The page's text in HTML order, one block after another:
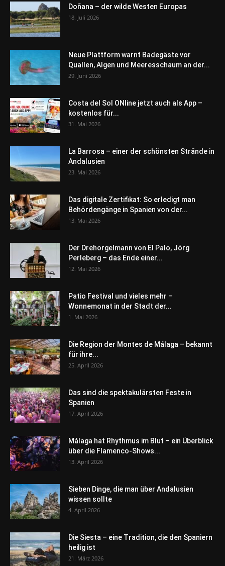
Doñana – der wilde Westen Europas
18. Juli 2026
Neue Plattform warnt Badegäste vor
Quallen, Algen und Meeresschaum an der...
29. Juni 2026
Costa del Sol ONline jetzt auch als App –
kostenlos für...
31. Mai 2026
La Barrosa – einer der schönsten Strände in
Andalusien
23. Mai 2026
Das digitale Zertifikat: So erledigt man
Behördengänge in Spanien von der...
13. Mai 2026
Der Drehorgelmann von El Palo, Jörg
Perleberg – das Ende einer...
12. Mai 2026
Patio Festival und vieles mehr –
Wonnemonat in der Stadt der...
1. Mai 2026
Die Region der Montes de Málaga – bekannt
für ihre...
25. April 2026
Das sind die spektakulärsten Feste in
Spanien
17. April 2026
Málaga hat Rhythmus im Blut – ein Überblick
über die Flamenco-Shows...
13. April 2026
Sieben Dinge, die man über Andalusien
wissen sollte
4. April 2026
Die Siesta – eine Tradition, die den Spaniern
heilig ist
21. März 2026